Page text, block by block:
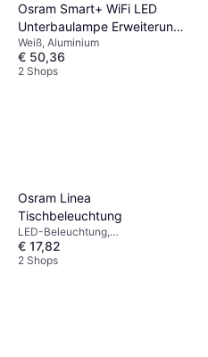
Osram Smart+ WiFi LED
Unterbaulampe Erweiterung
Weiß Tischbeleuchtung
Weiß, Aluminium
€ 50,36
2 Shops
Osram Linea
Tischbeleuchtung
LED-Beleuchtung,
Bewegungsmelder,
Batteriebetrieben, Silber,
€ 17,82
2 Shops